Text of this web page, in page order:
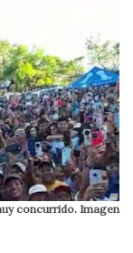
concurrido. Imagen